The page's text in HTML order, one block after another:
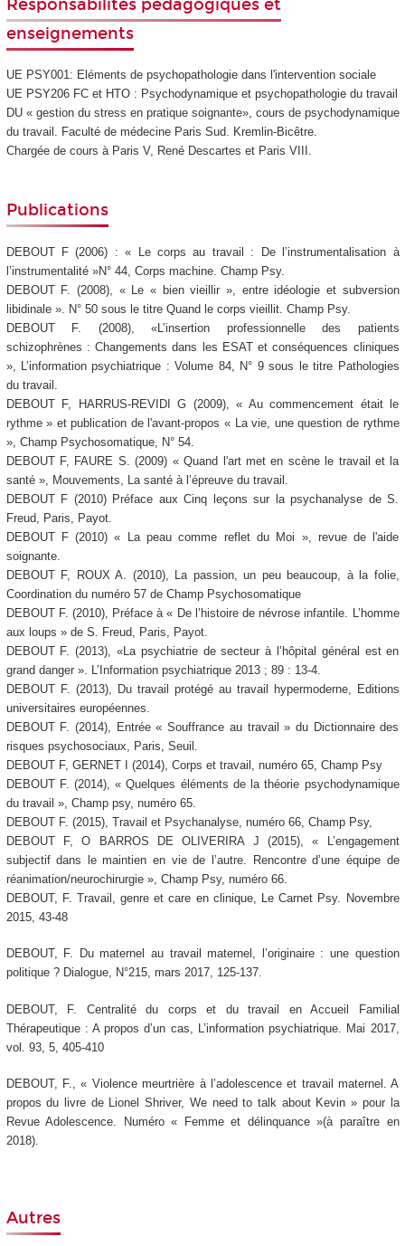
Responsabilités pédagogiques et
enseignements
UE PSY001: Eléments de psychopathologie dans l'intervention sociale
UE PSY206 FC et HTO : Psychodynamique et psychopathologie du travail
DU « gestion du stress en pratique soignante», cours de psychodynamique
du travail. Faculté de médecine Paris Sud. Kremlin-Bicêtre.
Chargée de cours à Paris V, René Descartes et Paris VIII.
Publications
DEBOUT F (2006) : « Le corps au travail : De l’instrumentalisation à
l’instrumentalité »N° 44, Corps machine. Champ Psy.
DEBOUT F. (2008), « Le « bien vieillir », entre idéologie et subversion
libidinale ». N° 50 sous le titre Quand le corps vieillit. Champ Psy.
DEBOUT F. (2008), «L’insertion professionnelle des patients
schizophrènes : Changements dans les ESAT et conséquences cliniques
», L’information psychiatrique : Volume 84, N° 9 sous le titre Pathologies
du travail.
DEBOUT F, HARRUS-REVIDI G (2009), « Au commencement était le
rythme » et publication de l'avant-propos « La vie, une question de rythme
», Champ Psychosomatique, N° 54.
DEBOUT F, FAURE S. (2009) « Quand l'art met en scène le travail et la
santé », Mouvements, La santé à l’épreuve du travail.
DEBOUT F (2010) Préface aux Cinq leçons sur la psychanalyse de S.
Freud, Paris, Payot.
DEBOUT F (2010) « La peau comme reflet du Moi », revue de l'aide
soignante.
DEBOUT F, ROUX A. (2010), La passion, un peu beaucoup, à la folie,
Coordination du numéro 57 de Champ Psychosomatique
DEBOUT F. (2010), Préface à « De l’histoire de névrose infantile. L’homme
aux loups » de S. Freud, Paris, Payot.
DEBOUT F. (2013), «La psychiatrie de secteur à l’hôpital général est en
grand danger ». L’Information psychiatrique 2013 ; 89 : 13-4.
DEBOUT F. (2013), Du travail protégé au travail hypermoderne, Editions
universitaires européennes.
DEBOUT F. (2014), Entrée « Souffrance au travail » du Dictionnaire des
risques psychosociaux, Paris, Seuil.
DEBOUT F, GERNET I (2014), Corps et travail, numéro 65, Champ Psy
DEBOUT F. (2014), « Quelques éléments de la théorie psychodynamique
du travail », Champ psy, numéro 65.
DEBOUT F. (2015), Travail et Psychanalyse, numéro 66, Champ Psy,
DEBOUT F, O BARROS DE OLIVERIRA J (2015), « L’engagement
subjectif dans le maintien en vie de l’autre. Rencontre d’une équipe de
réanimation/neurochirurgie », Champ Psy, numéro 66.
DEBOUT, F. Travail, genre et care en clinique,
Le Carnet Psy. Novembre
2015, 43-48
DEBOUT, F. Du maternel au travail maternel , l’originaire : une question
politique ? Dialogue, N°215, mars 2017, 125-137.
DEBOUT, F. Centralité du corps et du travail en Accueil Familial
Thérapeutique : A propos d’un cas,
L’information psychiatrique . Mai 2017,
vol. 93, 5, 405-410
DEBOUT, F., « Violence meurtrière à l’adolescence et travail maternel. A
propos du livre de Lionel Shriver, We need to talk about Kevin » pour la
Revue Adolescence. Numéro « Femme et délinquance »(à paraître en
2018).
Autres